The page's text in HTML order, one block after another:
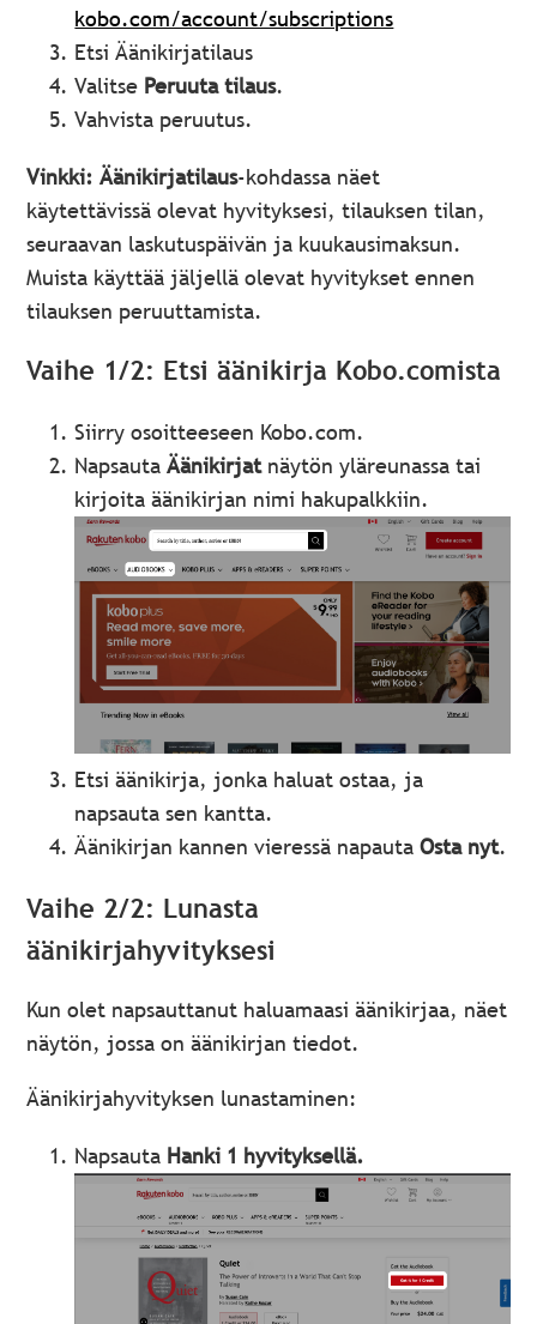
kobo.com/account/subscriptions
Etsi Äänikirjatilaus
Valitse Peruuta tilaus.
Vahvista peruutus.
Vinkki:Äänikirjatilaus-kohdassa näet
käytettävissä olevat hyvityksesi, tilauksen tilan,
seuraavan laskutuspäivän ja kuukausimaksun.
Muista käyttää jäljellä olevat hyvitykset ennen
tilauksen peruuttamista.
Vaihe 1/2: Etsi äänikirja Kobo.comista
Siirry osoitteeseen Kobo.com.
NapsautaÄänikirjatnäytön yläreunassa tai
kirjoita äänikirjan nimi hakupalkkiin.
Etsi äänikirja, jonka haluat ostaa, ja
napsauta sen kantta.
Äänikirjan kannen vieressä napautaOsta nyt.
Vaihe 2/2: Lunasta
äänikirjahyvityksesi
Kun olet napsauttanut haluamaasi äänikirjaa, näet
näytön, jossa on äänikirjan tiedot.
Äänikirjahyvityksen lunastaminen:
Napsauta Hanki 1 hyvityksellä.